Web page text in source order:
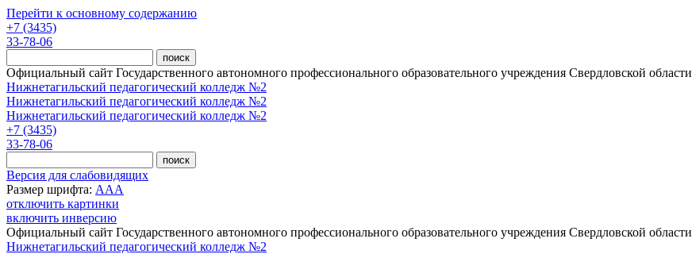
Перейти к основному содержанию
+7 (3435)
33-78-06
Официальный сайт Государственного автономного профессионального образовательного учреждения Свердловской области
Нижнетагильский педагогический колледж №2
Нижнетагильский педагогический колледж №2
Нижнетагильский педагогический колледж №2
+7 (3435)
33-78-06
Версия для слабовидящих
Размер шрифта: AAA
отключить картинки
включить инверсию
Официальный сайт Государственного автономного профессионального образовательного учреждения Свердловской области
Нижнетагильский педагогический колледж №2